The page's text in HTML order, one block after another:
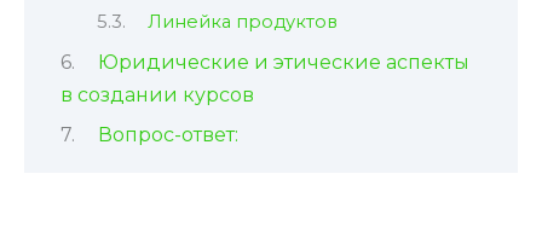
Линейка продуктов
Юридические и этические аспекты
в создании курсов
Вопрос-ответ: